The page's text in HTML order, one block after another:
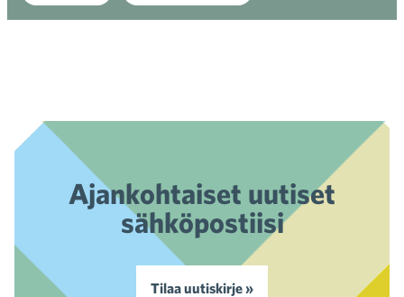
Ajankohtaiset uutiset
sähköpostiisi
Tilaa uutiskirje »